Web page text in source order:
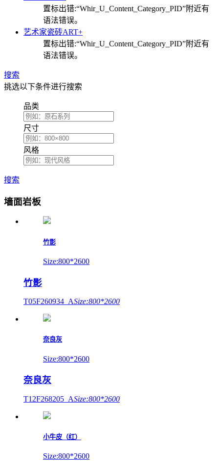
置标出错:“Whir_U_Content_Category_PID”附近有
语法错误。
艺术家瓷砖ART+
置标出错:“Whir_U_Content_Category_PID”附近有
语法错误。
搜索
挑选以下条件进行搜索
品类
尺寸
风格
搜索
墙面岩板
竹影
Size:800*2600
竹影
T05F260934_ASize:800*2600
奈良灰
Size:800*2600
奈良灰
T12F268205_ASize:800*2600
小牛皮（红）
Size:800*2600